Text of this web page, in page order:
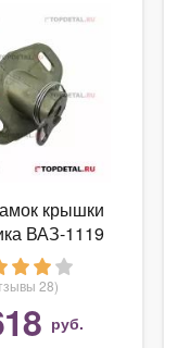
крышки
ВАЗ-1119
имидж)
28)
руб.